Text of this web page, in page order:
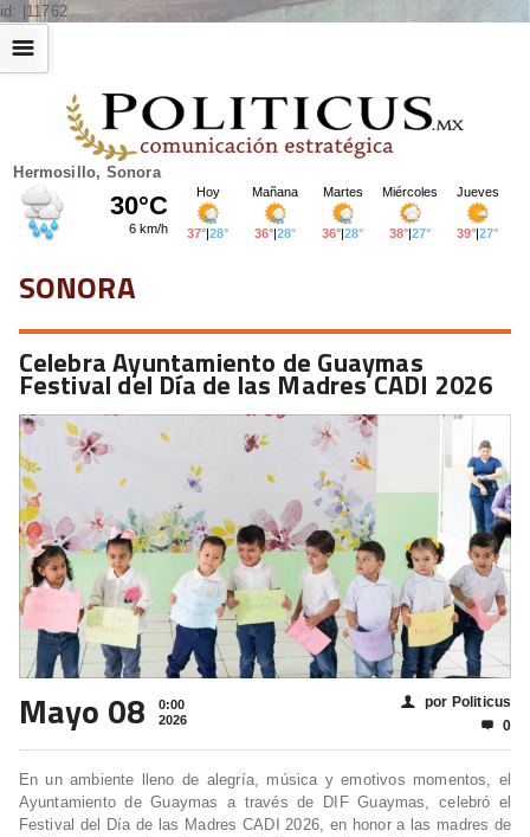
id: |11762
Hermosillo, Sonora
☰
SONORA
Celebra Ayuntamiento de Guaymas
Festival del Día de las Madres CADI 2026
Mayo 08
0:00
2026
👤 por Politicus
 0
En un ambiente lleno de alegría, música y emotivos momentos, el
Ayuntamiento de Guaymas a través de DIF Guaymas, celebró el
Festival del Día de las Madres CADI 2026, en honor a las madres de